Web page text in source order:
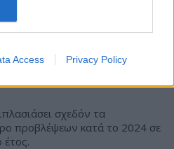
Access Privacy Policy
σχεδόν τα
προβλέψεων κατά το 2024 σε
έτος.